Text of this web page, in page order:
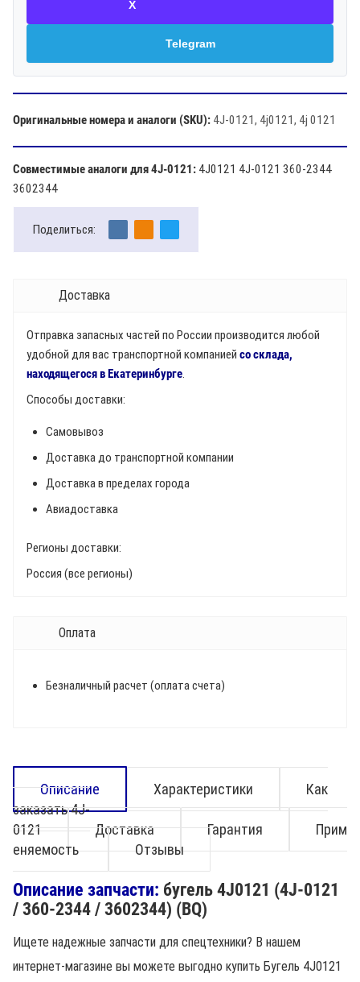
Telegram
Оригинальные номера и аналоги (SKU): 4J-0121, 4j0121, 4j 0121
Совместимые аналоги для 4J-0121: 4J0121 4J-0121 360-2344
3602344
Поделиться:
Доставка
Отправка запасных частей по России производится любой
удобной для вас транспортной компанией со склада,
находящегося в Екатеринбурге.
Способы доставки:
Самовывоз
Доставка до транспортной компании
Доставка в пределах города
Авиадоставка
Регионы доставки:
Россия (все регионы)
Оплата
Безналичный расчет (оплата счета)
Описание Характеристики
Как
заказать 4J-
0121
Доставка Гарантия
Прим
еняемость
Отзывы
Описание запчасти: бугель 4J0121 (4J-0121
/ 360-2344 / 3602344) (BQ)
Ищете надежные запчасти для спецтехники? В нашем
интернет-магазине вы можете выгодно купить Бугель 4J0121